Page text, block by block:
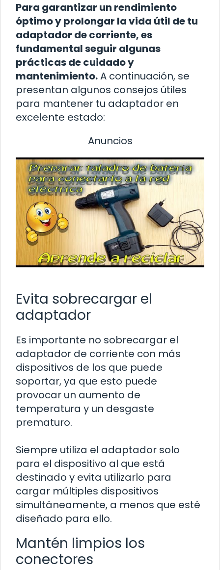
Para garantizar un rendimiento
óptimo y prolongar la vida útil de tu
adaptador de corriente, es
fundamental seguir algunas
prácticas de cuidado y
mantenimiento.A continuación, se
presentan algunos consejos útiles
para mantener tu adaptador en
excelente estado:
Anuncios
Evita sobrecargar el
adaptador
Es importante no sobrecargar el
adaptador de corriente con más
dispositivos de los que puede
soportar, ya que esto puede
provocar un aumento de
temperatura y un desgaste
prematuro.
Siempre utiliza el adaptador solo
para el dispositivo al que está
destinado y evita utilizarlo para
cargar múltiples dispositivos
simultáneamente, a menos que esté
diseñado para ello.
Mantén limpios los
conectores